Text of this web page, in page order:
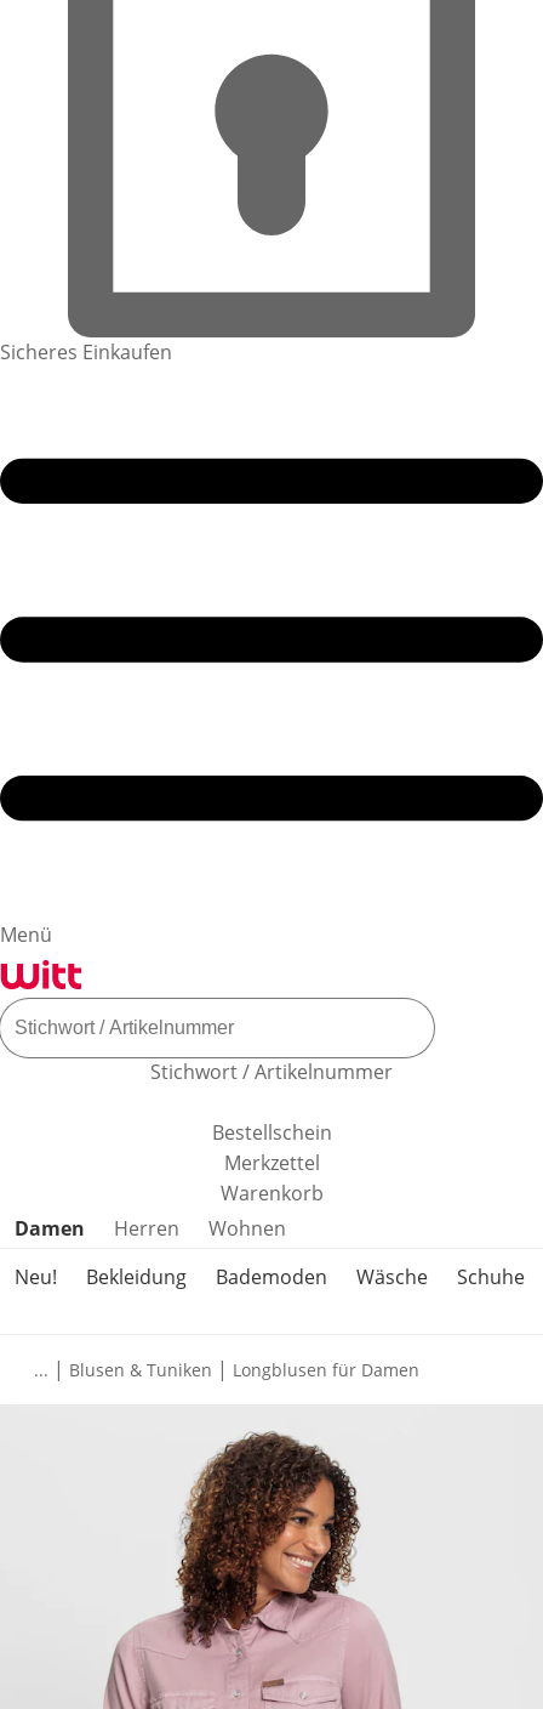
Sicheres Einkaufen
Menü
Stichwort / Artikelnummer
Bestellschein
Merkzettel
Warenkorb
Produktkategorien überspringen
Damen Herren
Wohnen
Neu!
Bekleidung Bademoden Wäsche Schuhe
... | Blusen & Tuniken | Longblusen für Damen